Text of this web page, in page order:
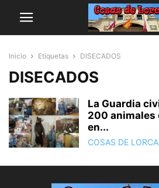
Inicio Etiquetas DISECADOS
DISECADOS
La Guardia
200 animales
en...
COSAS DE LORCA